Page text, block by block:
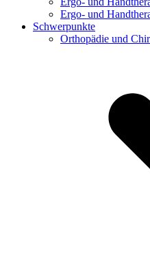
Ergo- und
Schwerpunkte
Orthopädie und